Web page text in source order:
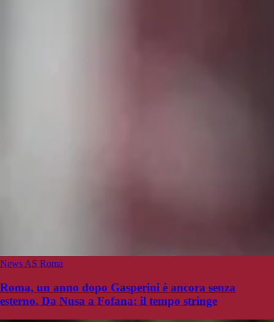
News AS Roma
Roma, un anno dopo Gasperini è ancora senza
esterno. Da Nusa a Fofana: il tempo stringe